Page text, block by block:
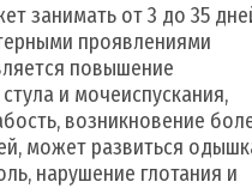
занимать от 3 до 35
проявлениями
повышение
и мочеиспускания,
возникновение
может развиться
нарушение глотания и